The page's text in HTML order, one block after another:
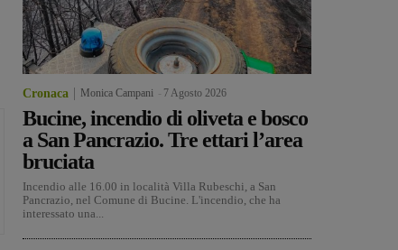
Cronaca Monica Campani 7 Agosto 2026
Bucine, incendio di oliveta e bosco
a San Pancrazio. Tre ettari l’area
bruciata
Incendio alle 16.00 in località Villa Rubeschi, a San
Pancrazio, nel Comune di Bucine. L'incendio, che ha
interessato una...